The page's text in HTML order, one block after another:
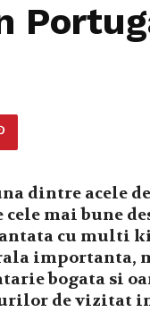
dintre acele
mai bune
cu multi
importanta,
bogata si
de vizitat